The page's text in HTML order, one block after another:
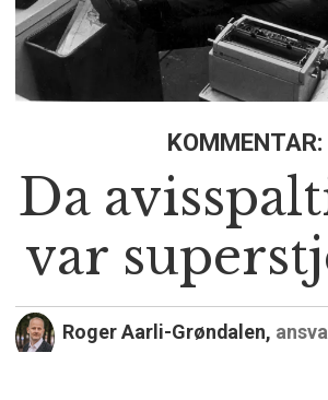
KOMMENTAR:
Da
var
Roger Aarli-Grøndalen,